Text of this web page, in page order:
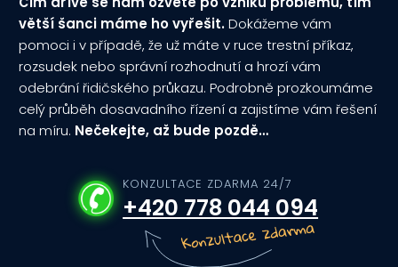
větší šanci máme ho vyřešit.Dokážeme vám
pomoci i v případě, že už máte v ruce trestní příkaz,
rozsudek nebo správní rozhodnutí a hrozí vám
odebrání řidičského průkazu. Podrobně prozkoumáme
celý průběh dosavadního řízení a zajistíme vám řešení
na míru. Nečekejte, až bude pozdě…
KONZULTACE ZDARMA 24/7
+420 778 044 094